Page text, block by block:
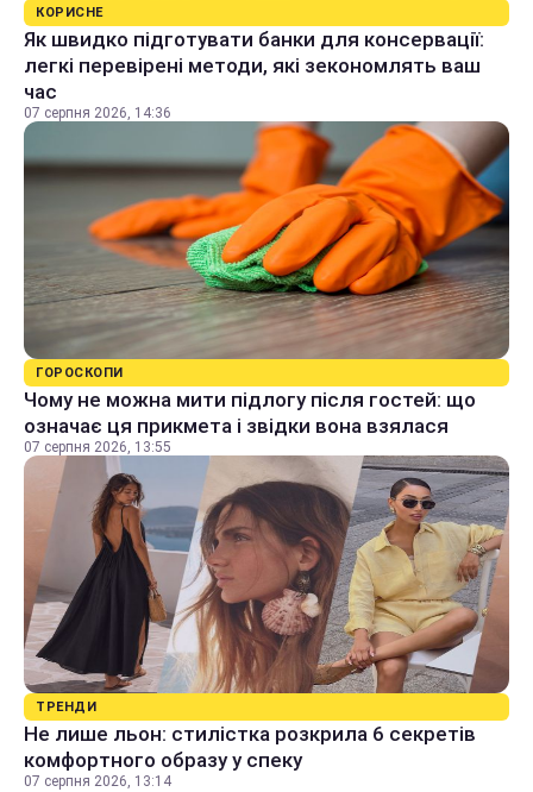
КОРИСНЕ
Як швидко підготувати банки для консервації:
легкі перевірені методи, які зекономлять ваш
час
07 серпня 2026, 14:36
ГОРОСКОПИ
Чому не можна мити підлогу після гостей: що
означає ця прикмета і звідки вона взялася
07 серпня 2026, 13:55
ТРЕНДИ
Не лише льон: стилістка розкрила 6 секретів
комфортного образу у спеку
07 серпня 2026, 13:14